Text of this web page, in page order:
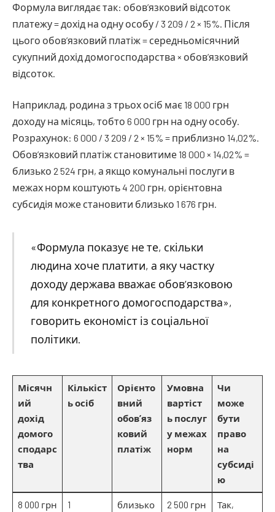
Формула виглядає так: обов’язковий відсоток
платежу = дохід на одну особу / 3 209 / 2 × 15%. Після
цього обов’язковий платіж = середньомісячний
сукупний дохід домогосподарства × обов’язковий
відсоток.
Наприклад, родина з трьох осіб має 18 000 грн
доходу на місяць, тобто 6 000 грн на одну особу.
Розрахунок: 6 000 / 3 209 / 2 × 15% = приблизно 14,02%.
Обов’язковий платіж становитиме 18 000 × 14,02% =
близько 2 524 грн, а якщо комунальні послуги в
межах норм коштують 4 200 грн, орієнтовна
субсидія може становити близько 1 676 грн.
«Формула показує не те, скільки
людина хоче платити, а яку частку
доходу держава вважає обов’язковою
для конкретного домогосподарства»,
говорить економіст із соціальної
політики.
Місячн
ий
дохід
домого
сподарс
тва
Кількіст
ь осіб
Орієнто
вний
обов’яз
ковий
платіж
Умовна
вартіст
ь послуг
у межах
норм
Чи
може
бути
право
на
субсиді
ю
8 000 грн 1
близько
2 500 грн
Так,